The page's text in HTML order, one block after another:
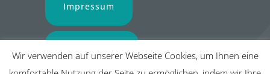
Impressum
Datenschutz
Wir verwenden auf unserer Webseite Cookies, um Ihnen eine